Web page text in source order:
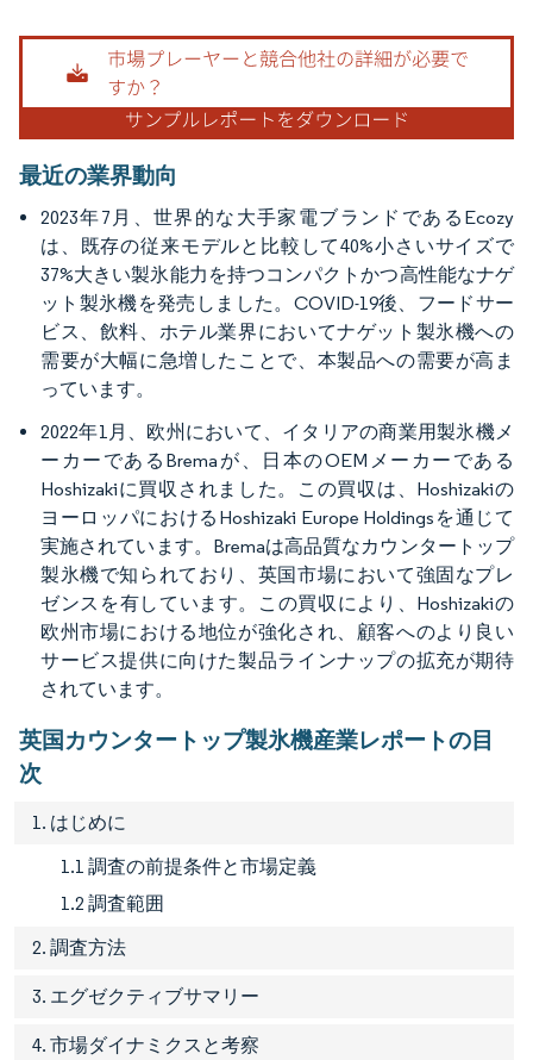
画像 © Mordor Intelligence。再利用にはCC BY 4.0の表示が必要です。
最近の業界動向
2023年7月、世界的な大手家電ブランドであるEcozy
は、既存の従来モデルと比較して40%小さいサイズで
37%大きい製氷能力を持つコンパクトかつ高性能なナゲ
ット製氷機を発売しました。COVID-19後、フードサー
ビス、飲料、ホテル業界においてナゲット製氷機への
需要が大幅に急増したことで、本製品への需要が高ま
っています。
2022年1月、欧州において、イタリアの商業用製氷機メ
ーカーであるBremaが、日本のOEMメーカーである
Hoshizakiに買収されました。この買収は、Hoshizakiの
ヨーロッパにおけるHoshizaki Europe Holdingsを通じて
実施されています。Bremaは高品質なカウンタートップ
製氷機で知られており、英国市場において強固なプレ
ゼンスを有しています。この買収により、Hoshizakiの
欧州市場における地位が強化され、顧客へのより良い
サービス提供に向けた製品ラインナップの拡充が期待
されています。
英国カウンタートップ製氷機産業レポートの目
次
1. はじめに
1.1 調査の前提条件と市場定義
1.2 調査範囲
2. 調査方法
3. エグゼクティブサマリー
4. 市場ダイナミクスと考察